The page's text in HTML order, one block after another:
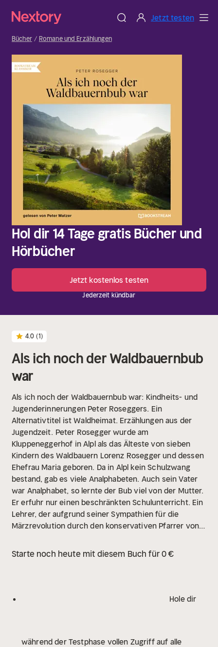
Jetzt testen
Bücher Romane und Erzählungen
Hol dir 14 Tage gratis Bücher und
Hörbücher
Jetzt kostenlos testen
Jederzeit kündbar
4.0 (1)
Als ich noch der Waldbauernbub
war
Als ich noch der Waldbauernbub war: Kindheits- und
Jugenderinnerungen Peter Roseggers. Ein
Alternativtitel ist Waldheimat. Erzählungen aus der
Jugendzeit. Peter Rosegger wurde am
Kluppeneggerhof in Alpl als das Älteste von sieben
Kindern des Waldbauern Lorenz Rosegger und dessen
Ehefrau Maria geboren. Da in Alpl kein Schulzwang
bestand, gab es viele Analphabeten. Auch sein Vater
war Analphabet, so lernte der Bub viel von der Mutter.
Er erfuhr nur einen beschränkten Schulunterricht. Ein
Lehrer, der aufgrund seiner Sympathien für die
Märzrevolution durch den konservativen Pfarrer von
armen Bauern aufgenommen und unterrichtete einige
Starte noch heute mit diesem Buch für 0 €
Hole dir
während der Testphase vollen Zugriff auf alle